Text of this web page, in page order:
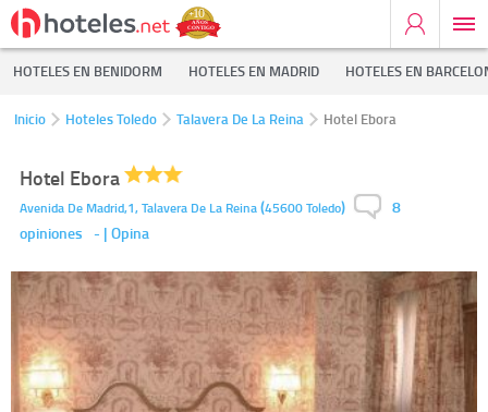
HOTELES EN BENIDORM HOTELES EN MADRID HOTELES EN
Inicio Hoteles Toledo Talavera De La Reina Hotel Ebora
Hotel Ebora
Avenida De Madrid,1,Talavera De La Reina(45600Toledo)
8
opiniones - | Opina